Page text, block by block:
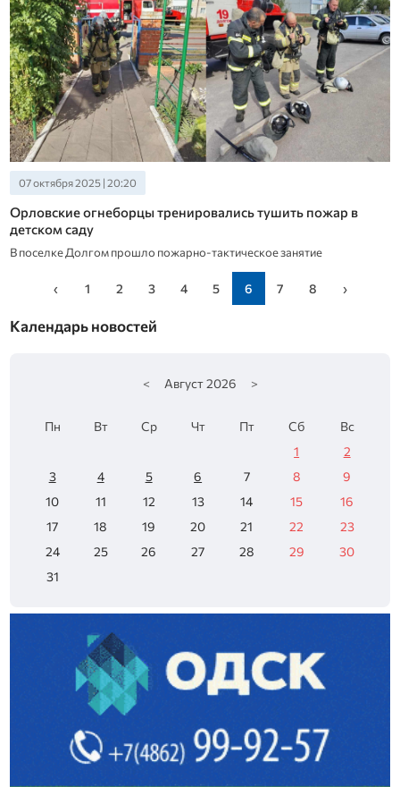
07 октября 2025 | 20:20
Орловские огнеборцы тренировались тушить пожар в
детском саду
В поселке Долгом прошло пожарно-тактическое занятие
‹ 1 2 3 4 5 6 7 8 ›
Календарь новостей
< Август 2026 >
Пн Вт Ср Чт Пт Сб
Вс
1
2
3
4 5 6 7 8
9
10
11 12 13 14 15
16
17
18 19 20 21 22
23
24
25 26 27 28 29
30
31